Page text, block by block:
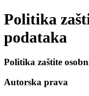
Politika
podataka
Politika zaštite
Autorska prava